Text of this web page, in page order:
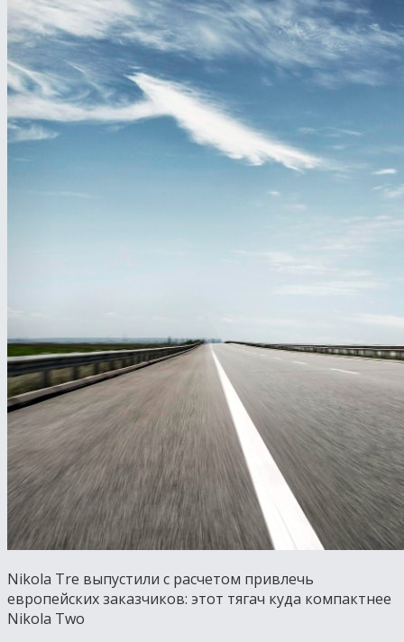
Nikola Tre выпустили с расчетом привлечь
европейских заказчиков: этот тягач куда компактнее
Nikola Two